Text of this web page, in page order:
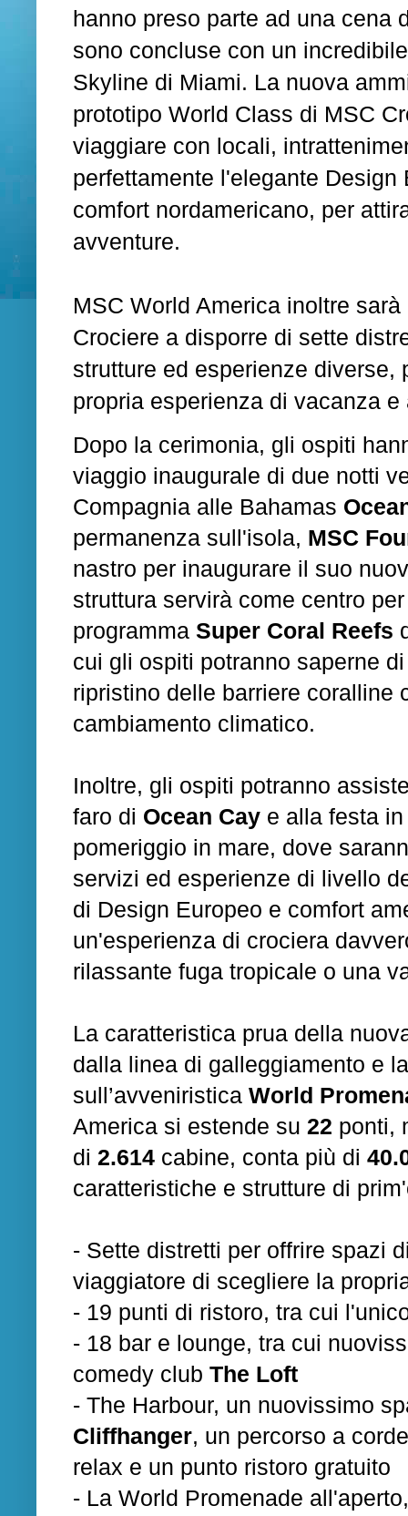
hanno preso parte ad una cena
sono concluse con un
Skyline di Miami. La nuova
prototipo World Class di MSC
viaggiare con locali,
perfettamente l'elegante
comfort nordamericano, per
avventure.
MSC World America inoltre
Crociere a disporre di sette
strutture ed esperienze
propria esperienza di vacanza
Dopo la cerimonia, gli ospiti
viaggio inaugurale di due notti
Compagnia alle Bahamas
permanenza sull'isola, MSC
nastro per inaugurare il suo
struttura servirà come centro
programma Super Coral Reefs
cui gli ospiti potranno saperne
ripristino delle barriere coralline
cambiamento climatico.
Inoltre, gli ospiti potranno
faro di Ocean Cay e alla festa
pomeriggio in mare, dove
servizi ed esperienze di livello
di Design Europeo e comfort
un'esperienza di crociera
rilassante fuga tropicale o una
La caratteristica prua della
dalla linea di galleggiamento e
sull’avveniristica World
America si estende su 22 ponti,
di 2.614 cabine, conta più di
caratteristiche e strutture di
- Sette distretti per offrire spazi
viaggiatore di scegliere la
- 19 punti di ristoro, tra cui
- 18 bar e lounge, tra cui
comedy club The Loft
- The Harbour, un nuovissimo
Cliffhanger, un percorso a
relax e un punto ristoro gratuito
- La World Promenade